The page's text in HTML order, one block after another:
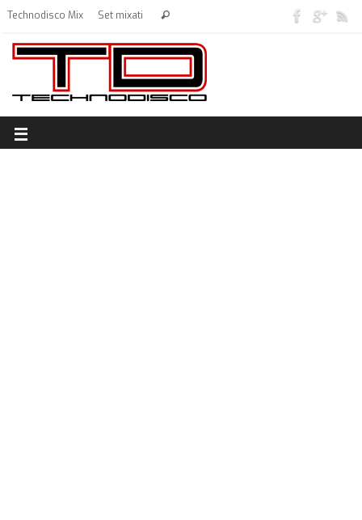
Technodisco Mix Set mixati